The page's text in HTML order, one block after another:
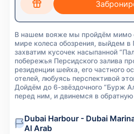
В нашем вояже мы пройдём мимо
мире колеса обозрения, выйдем в
захватим кусочек насыпанной
побережья Персидского залива
резиденции шейха, его частного
отелей, любуясь перспективой
Дойдём до 6-звёздочного “Бурж
перед ним, и двинемся в обратную
Dubai Harbour - Dubai
Al Arab